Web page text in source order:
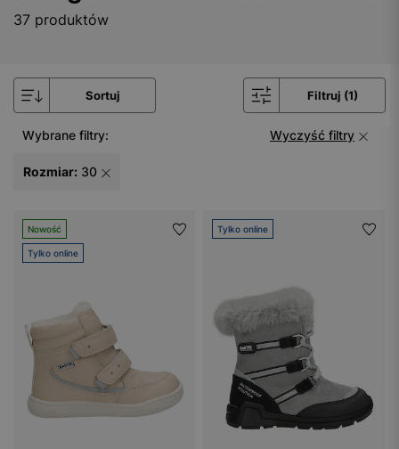
37 produktów
Sortuj Filtruj (1)
Wybrane filtry: Wyczyść filtry
Rozmiar: 30
Nowość
Tylko online
Tylko online